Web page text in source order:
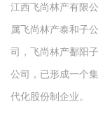
江西飞尚林产有限
属飞尚林产泰和子
司，飞尚林产鄱阳
公司，已形成一个
代化股份制企业。